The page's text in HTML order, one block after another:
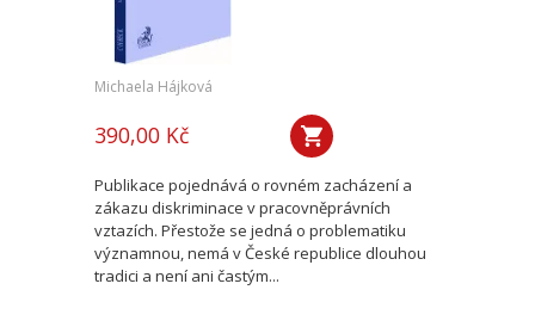
Michaela Hájková
390,00 Kč
Publikace pojednává o rovném zacházení a
zákazu diskriminace v pracovněprávních
vztazích. Přestože se jedná o problematiku
významnou, nemá v České republice dlouhou
tradici a není ani častým...